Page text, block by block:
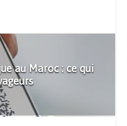
au Maroc : ce qui